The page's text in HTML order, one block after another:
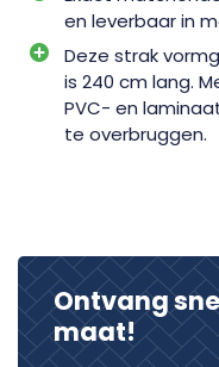
en leverbaar in
Deze strak
is 240 cm lang.
PVC- en
te overbruggen.
Ontvang
maat!